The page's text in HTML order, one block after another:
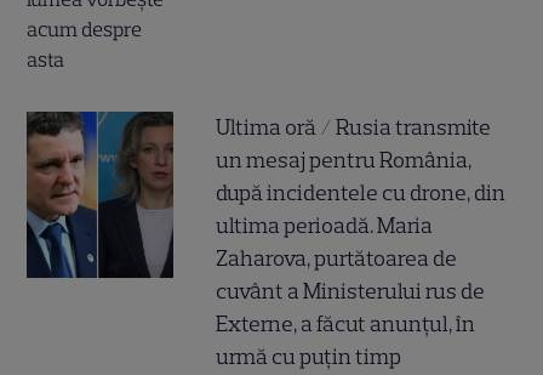
Ultima oră / Rusia transmite
un mesaj pentru România,
după incidentele cu drone, din
ultima perioadă. Maria
Zaharova, purtătoarea de
cuvânt a Ministerului rus de
Externe, a făcut anunțul, în
urmă cu puțin timp